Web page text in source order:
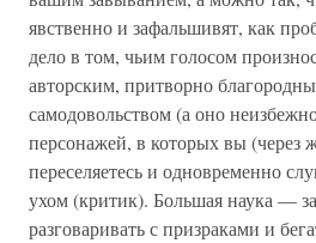
явственно и зафальшивят, как
дело в том, чьим голосом
авторским, притворно
самодовольством (а оно
персонажей, в которых вы (через
переселяетесь и одновременно
ухом (критик). Большая наука —
разговаривать с призраками и